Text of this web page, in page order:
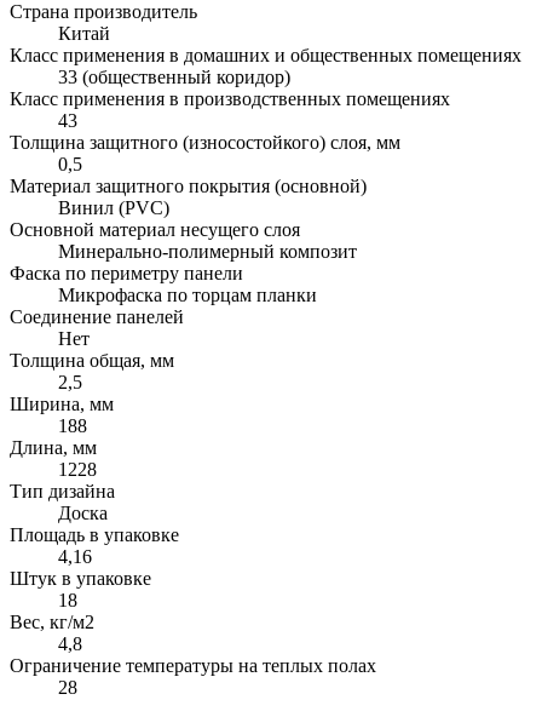
Страна производитель
Китай
Класс применения в домашних и общественных помещениях
33 (общественный коридор)
Класс применения в производственных помещениях
43
Толщина защитного (износостойкого) слоя, мм
0,5
Материал защитного покрытия (основной)
Винил (PVC)
Основной материал несущего слоя
Минерально-полимерный композит
Фаска по периметру панели
Микрофаска по торцам планки
Соединение панелей
Нет
Толщина общая, мм
2,5
Ширина, мм
188
Длина, мм
1228
Тип дизайна
Доска
Площадь в упаковке
4,16
Штук в упаковке
18
Вес, кг/м2
4,8
Ограничение температуры на теплых полах
28